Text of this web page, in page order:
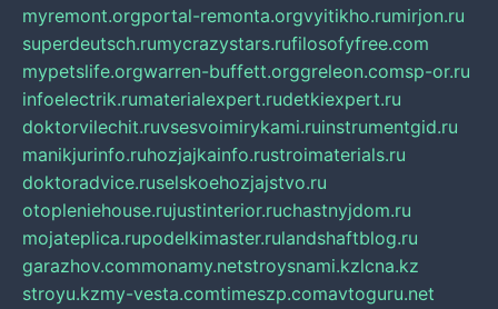
myremont.orgportal-remonta.orgvyitikho.rumirjon.ru
superdeutsch.rumycrazystars.rufilosofyfree.com
mypetslife.orgwarren-buffett.orggreleon.comsp-or.ru
infoelectrik.rumaterialexpert.rudetkiexpert.ru
doktorvilechit.ruvsesvoimirykami.ruinstrumentgid.ru
manikjurinfo.ruhozjajkainfo.rustroimaterials.ru
doktoradvice.ruselskoehozjajstvo.ru
otopleniehouse.rujustinterior.ruchastnyjdom.ru
mojateplica.rupodelkimaster.rulandshaftblog.ru
garazhov.commonamy.netstroysnami.kzlcna.kz
stroyu.kzmy-vesta.comtimeszp.comavtoguru.net